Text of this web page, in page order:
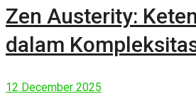
Zen Austerity:
dalam
12 December 2025